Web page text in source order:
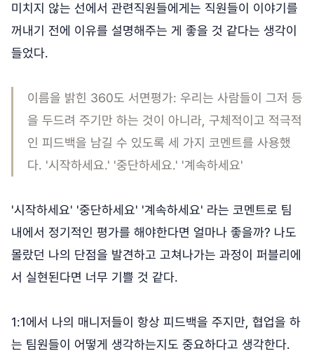
미치지 않는 선에서 관련직원들에게는 직원들이 이야기를
꺼내기 전에 이유를 설명해주는 게 좋을 것 같다는 생각이
들었다.
이름을 밝힌 360도 서면평가: 우리는 사람들이 그저 등
을 두드려 주기만 하는 것이 아니라, 구체적이고 적극적
인 피드백을 남길 수 있도록 세 가지 코멘트를 사용했
다. '시작하세요.' '중단하세요.' '계속하세요'
'시작하세요' '중단하세요' '계속하세요' 라는 코멘트로 팀
내에서 정기적인 평가를 해야한다면 얼마나 좋을까? 나도
몰랐던 나의 단점을 발견하고 고쳐나가는 과정이 퍼블리에
서 실현된다면 너무 기쁠 것 같다.
1:1에서 나의 매니저들이 항상 피드백을 주지만, 협업을 하
는 팀원들이 어떻게 생각하는지도 중요하다고 생각한다.